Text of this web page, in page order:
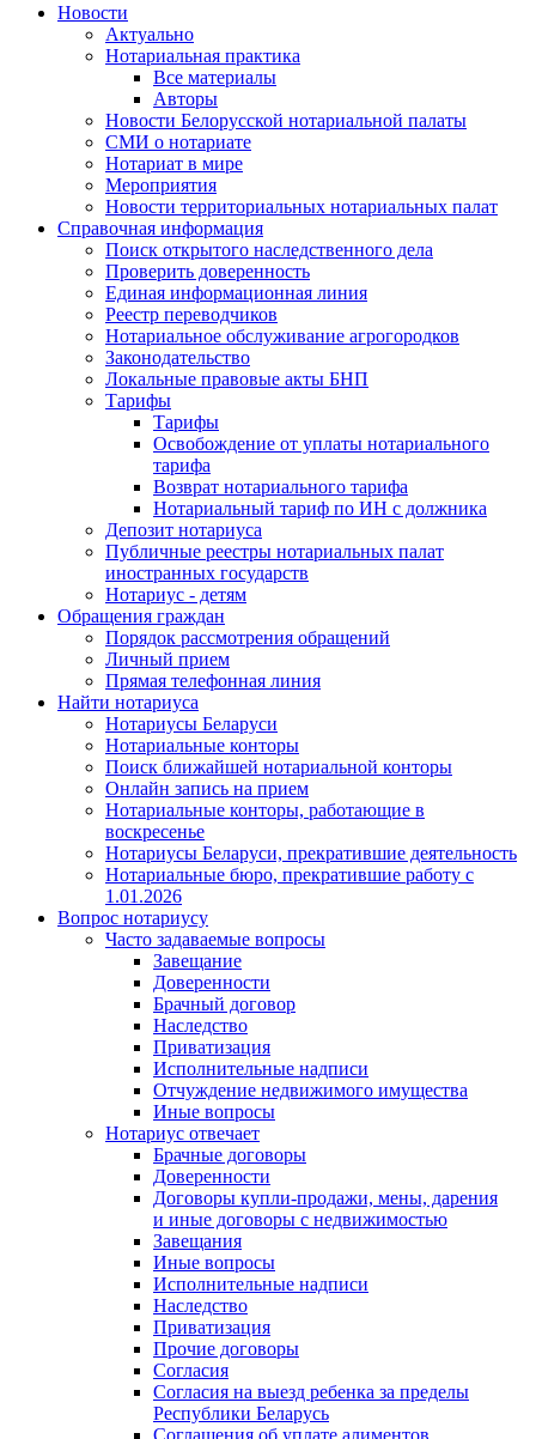
Новости
Актуально
Нотариальная практика
Все материалы
Авторы
Новости Белорусской нотариальной палаты
СМИ о нотариате
Нотариат в мире
Мероприятия
Новости территориальных нотариальных палат
Справочная информация
Поиск открытого наследственного дела
Проверить доверенность
Единая информационная линия
Реестр переводчиков
Нотариальное обслуживание агрогородков
Законодательство
Локальные правовые акты БНП
Тарифы
Тарифы
Освобождение от уплаты нотариального
тарифа
Возврат нотариального тарифа
Нотариальный тариф по ИН с должника
Депозит нотариуса
Публичные реестры нотариальных палат
иностранных государств
Нотариус - детям
Обращения граждан
Порядок рассмотрения обращений
Личный прием
Прямая телефонная линия
Найти нотариуса
Нотариусы Беларуси
Нотариальные конторы
Поиск ближайшей нотариальной конторы
Онлайн запись на прием
Нотариальные конторы, работающие в
воскресенье
Нотариусы Беларуси, прекратившие деятельность
Нотариальные бюро, прекратившие работу с
1.01.2026
Вопрос нотариусу
Часто задаваемые вопросы
Завещание
Доверенности
Брачный договор
Наследство
Приватизация
Исполнительные надписи
Отчуждение недвижимого имущества
Иные вопросы
Нотариус отвечает
Брачные договоры
Доверенности
Договоры купли-продажи, мены, дарения
и иные договоры с недвижимостью
Завещания
Иные вопросы
Исполнительные надписи
Наследство
Приватизация
Прочие договоры
Согласия
Согласия на выезд ребенка за пределы
Республики Беларусь
Соглашения об уплате алиментов